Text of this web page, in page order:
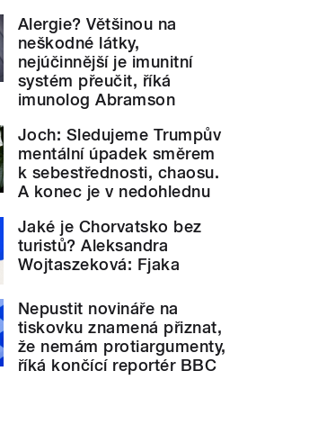
Alergie? Většinou na
neškodné látky,
nejúčinnější je imunitní
systém přeučit, říká
imunolog Abramson
Joch: Sledujeme Trumpův
mentální úpadek směrem
k sebestřednosti, chaosu.
A konec je v nedohlednu
Jaké je Chorvatsko bez
turistů? Aleksandra
Wojtaszeková: Fjaka
Nepustit novináře na
tiskovku znamená přiznat,
že nemám protiargumenty,
říká končící reportér BBC